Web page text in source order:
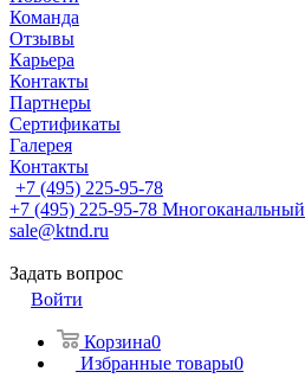
Команда
Отзывы
Карьера
Контакты
Партнеры
Сертификаты
Галерея
Контакты
+7 (495) 225-95-78
+7 (495) 225-95-78 Многоканальный
sale@ktnd.ru
Задать вопрос
Войти
Корзина0
Избранные товары0